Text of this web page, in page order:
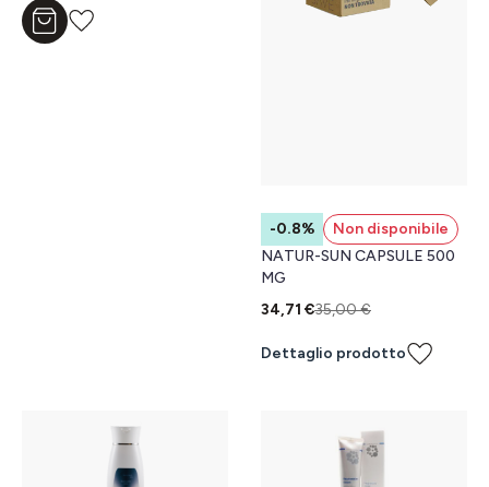
Aggiungi al carrello
-0.8%
Non disponibile
NATUR-SUN CAPSULE 500
MG
34,71 €35,00 €
Dettaglio prodotto